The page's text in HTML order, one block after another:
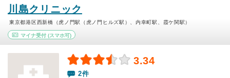
川島クリニック
東京都港区西新橋（虎ノ門駅（虎ノ門ヒルズ駅）、内幸町駅、霞ケ関駅）
マイナ受付 (スマホ可)
3.34
2件